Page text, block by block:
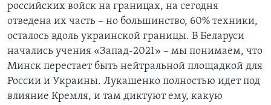
российских войск на границах, на сегодня
отведена их часть – но большинство, 60% техники,
осталось вдоль украинской границы. В Беларуси
начались учения «Запад-2021» – мы понимаем, что
Минск перестает быть нейтральной площадкой для
России и Украины. Лукашенко полностью идет под
влияние Кремля, и там диктуют ему, какую